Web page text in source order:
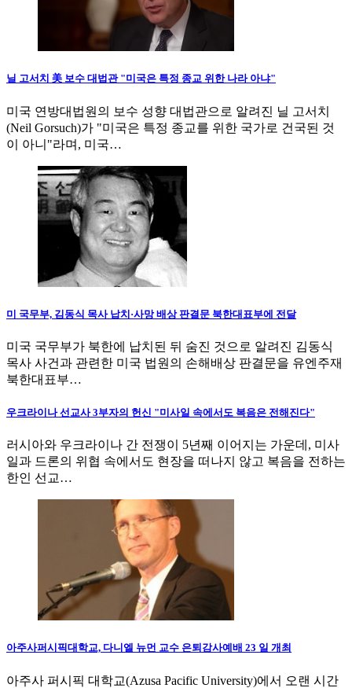
닐 고서치 美 보수 대법관 "미국은 특정 종교 위한 나라 아냐"
미국 연방대법원의 보수 성향 대법관으로 알려진 닐 고서치
(Neil Gorsuch)가 "미국은 특정 종교를 위한 국가로 건국된 것
이 아니"라며, 미국…
미 국무부, 김동식 목사 납치·사망 배상 판결문 북한대표부에 전달
미국 국무부가 북한에 납치된 뒤 숨진 것으로 알려진 김동식
목사 사건과 관련한 미국 법원의 손해배상 판결문을 유엔주재
북한대표부…
우크라이나 선교사 3부자의 헌신 "미사일 속에서도 복음은 전해진다"
러시아와 우크라이나 간 전쟁이 5년째 이어지는 가운데, 미사
일과 드론의 위협 속에서도 현장을 떠나지 않고 복음을 전하는
한인 선교…
아주사퍼시픽대학교, 다니엘 뉴먼 교수 은퇴감사예배 23 일 개최
아주사 퍼시픽 대학교(Azusa Pacific University)에서 오랜 시간